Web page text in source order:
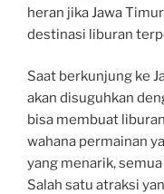
heran jika Jawa
destinasi liburan
Saat berkunjung ke
akan disuguhkan
bisa membuat
wahana permainan
yang menarik,
Salah satu atraksi